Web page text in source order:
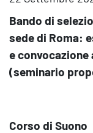
Bando di
sede di Roma:
e
(seminario
Corso di Suono